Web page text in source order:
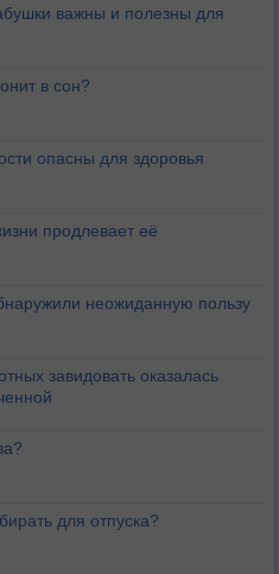
важны и полезны для
в сон?
опасны для здоровья
продлевает её
неожиданную пользу
завидовать оказалась
для отпуска?